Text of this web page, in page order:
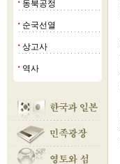
■ 동북공정
■ 순국선열
■ 상고사
■ 역사